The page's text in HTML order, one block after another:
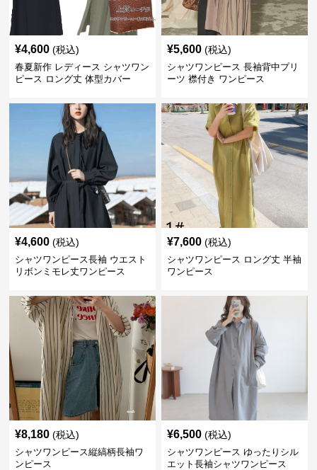
¥4,600 (税込)
春夏新作 レディース シャツワン
ピース ロング丈 体型カバー
¥5,600 (税込)
シャツワンピース 長袖背中プリ
ーツ 襟付き ワンピース
¥4,600 (税込)
シャツワンピース長袖 ウエスト
リボンミモレ丈ワンピース
¥7,600 (税込)
シャツワンピース ロング丈 半袖
ワンピース
¥8,180 (税込)
シャツワンピース縦縞柄長袖ワ
ンピース
¥6,500 (税込)
シャツワンピース ゆったりシル
エット長袖シャツワンピース